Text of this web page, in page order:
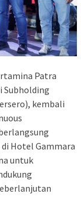
Patra
Subholding
kembali
di Hotel Gammara
untuk